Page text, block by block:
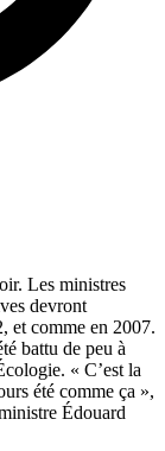
Les ministres
devront
et comme en 2007.
battu de peu à
« C’est la
été comme ça »,
Édouard